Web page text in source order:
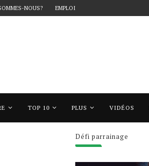
NOUS? EMPLOI
TOP 10 PLUS VIDÉOS
Défi parrainage